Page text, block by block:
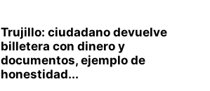
Trujillo: ciudadano devuelve
billetera con dinero y
documentos, ejemplo de
honestidad...